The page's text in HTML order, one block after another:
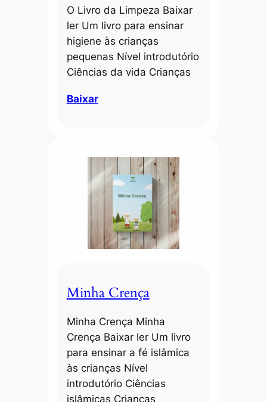
O Livro da Limpeza Baixar
ler Um livro para ensinar
higiene às crianças
pequenas Nível introdutório
Ciências da vida Crianças
Baixar
Minha Crença
Minha Crença Minha
Crença Baixar ler Um livro
para ensinar a fé islâmica
às crianças Nível
introdutório Ciências
islâmicas Crianças